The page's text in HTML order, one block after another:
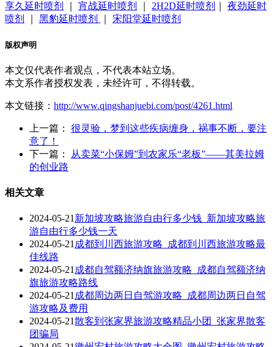
享久延时喷剂
宵战延时喷剂 2H2D延时喷剂
夜劲延时
喷剂
黑豹延时喷剂 宋阳堂延时喷剂
版权声明
本文仅代表作者观点，不代表本站立场。
本文系作者授权发表，未经许可，不得转载。
本文链接： http://www.qingshanjuebi.com/post/4261.html
上一篇： 很灵验，梦到这些疾病缠身，祸事不断，要注
意了！
下一篇：
从卖菜“小保姆”到农家乐“老板”——其美拉姆
的创业路
相关文章
2024-05-21 新加坡攻略旅游自由行多少钱_新加坡攻略旅
游自由行多少钱一天
2024-05-21 成都到川西旅游攻略_成都到川西旅游攻略最
佳线路
2024-05-21 成都自驾额济纳旗旅游攻略_成都自驾额济纳
旗旅游攻略路线
2024-05-21 成都周边两日自驾游攻略_成都周边两日自驾
游攻略及费用
2024-05-21散客到张家界旅游攻略精品小团_张家界散客
团骗局